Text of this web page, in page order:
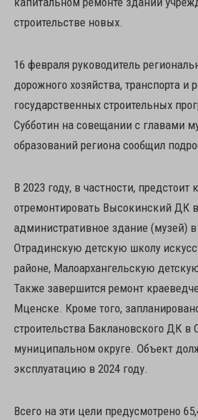
строительстве новых.
16 февраля руководитель
дорожного хозяйства, транспорта и
государственных строительных
Субботин на совещании с главами
образований региона сообщил
В 2023 году, в частности, предстоит
отремонтировать Высокинский ДК
административное здание (музей)
Отрадинскую детскую школу
районе, Малоархангельскую
Также завершится ремонт
Мценске. Кроме того,
строительства Баклановского ДК в
муниципальном округе. Объект
эксплуатацию в 2024 году.
Всего на эти цели предусмотрено